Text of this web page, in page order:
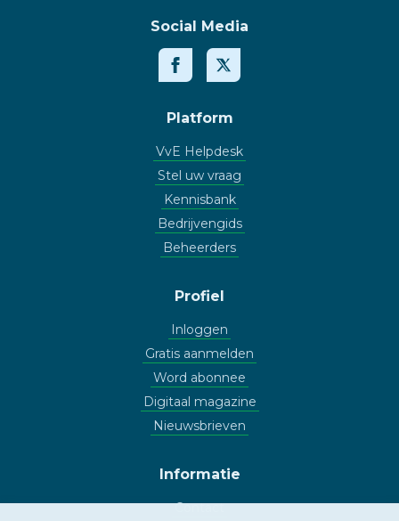
Social Media
Platform
VvE Helpdesk
Stel uw vraag
Kennisbank
Bedrijvengids
Beheerders
Profiel
Inloggen
Gratis aanmelden
Word abonnee
Digitaal magazine
Nieuwsbrieven
Informatie
Contact